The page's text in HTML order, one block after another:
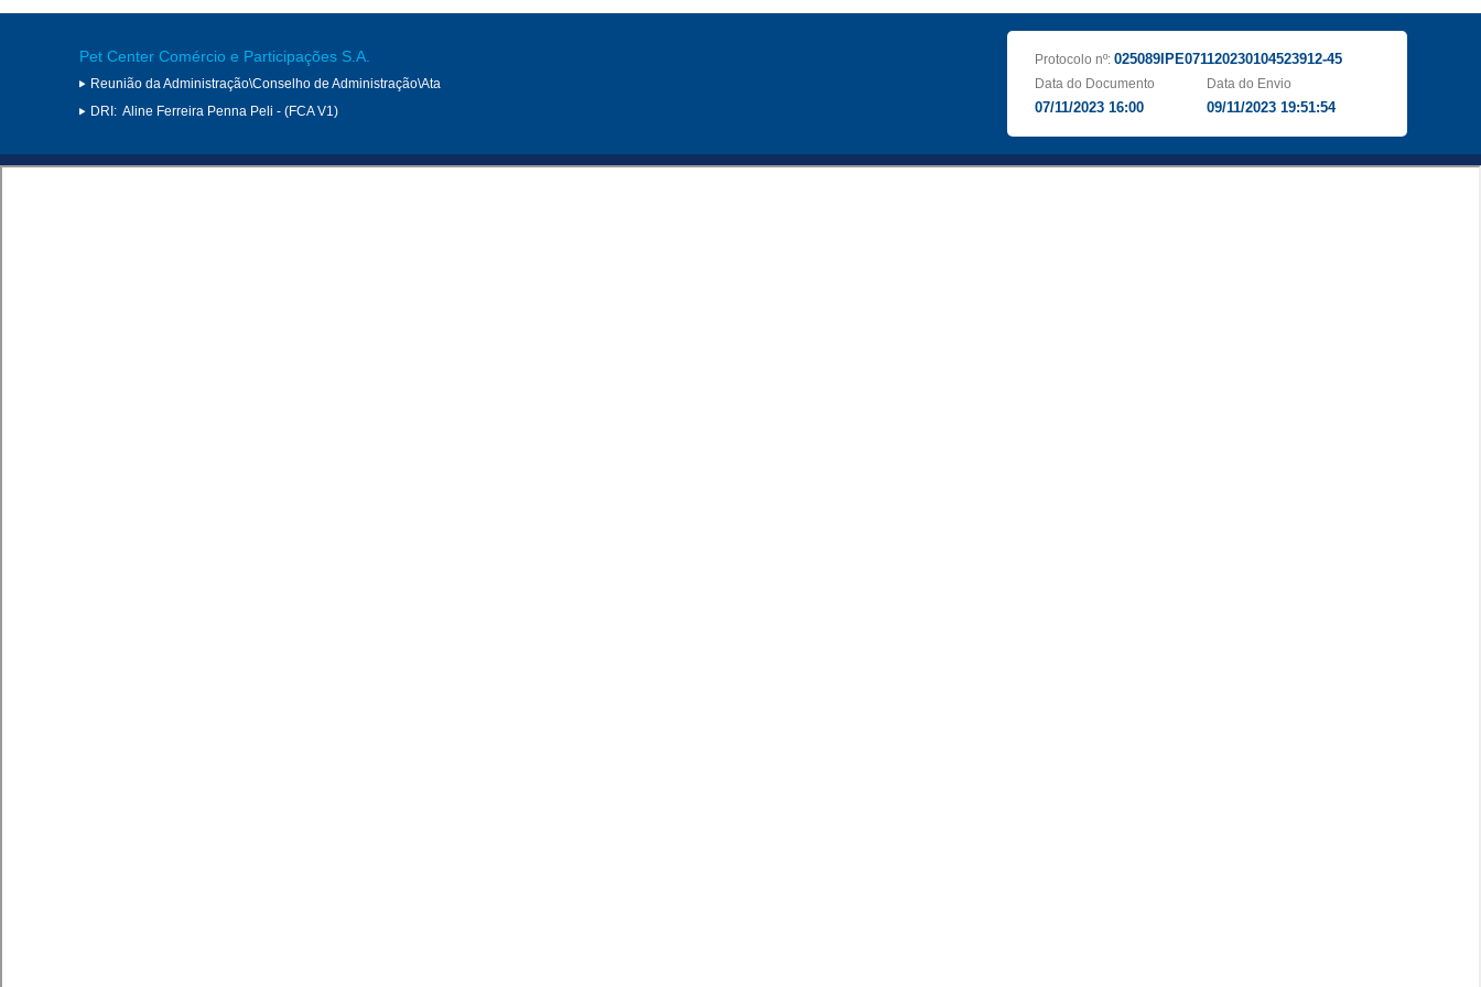
Pet Center Comércio e Participações S.A.
Reunião da Administração\Conselho de Administração\Ata
DRI: Aline Ferreira Penna Peli - (FCA V1)
Protocolo nº: 025089IPE071120230104523912-45
Data do Documento
07/11/2023 16:00
Data do Envio
09/11/2023 19:51:54